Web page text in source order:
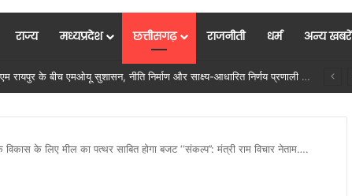
राज्य मध्यप्रदेश छत्तीसगढ़ राजनीती धर्म अन्य खबरें
में मजबूत हो रही सुविधाओं की नींव: वित्त मंत्री ओपी चौधरी……
के लिए मील का पत्थर साबित होगा बजट ‘‘संकल्प’’: मंत्री राम विचार नेताम….